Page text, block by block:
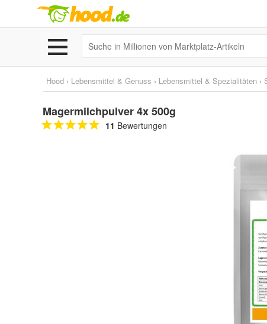
Hood › Lebensmittel & Genuss › Lebensmittel & Spezialitäten ›
Magermilchpulver 4x 500g
11 Bewertungen